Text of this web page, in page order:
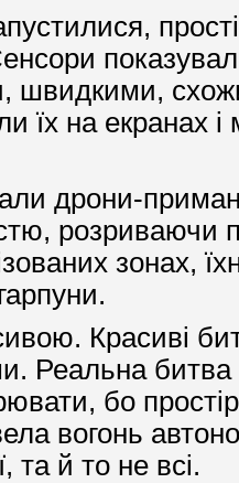
швидкими,
їх на
дрони-
розриваючи
зонах,
Красиві
Реальна битва
бо
вогонь
та й то не всі.